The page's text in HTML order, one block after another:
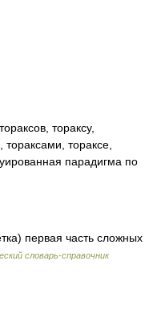
тораксу,
тораксе,
парадигма по
первая часть сложных
словарь-справочник